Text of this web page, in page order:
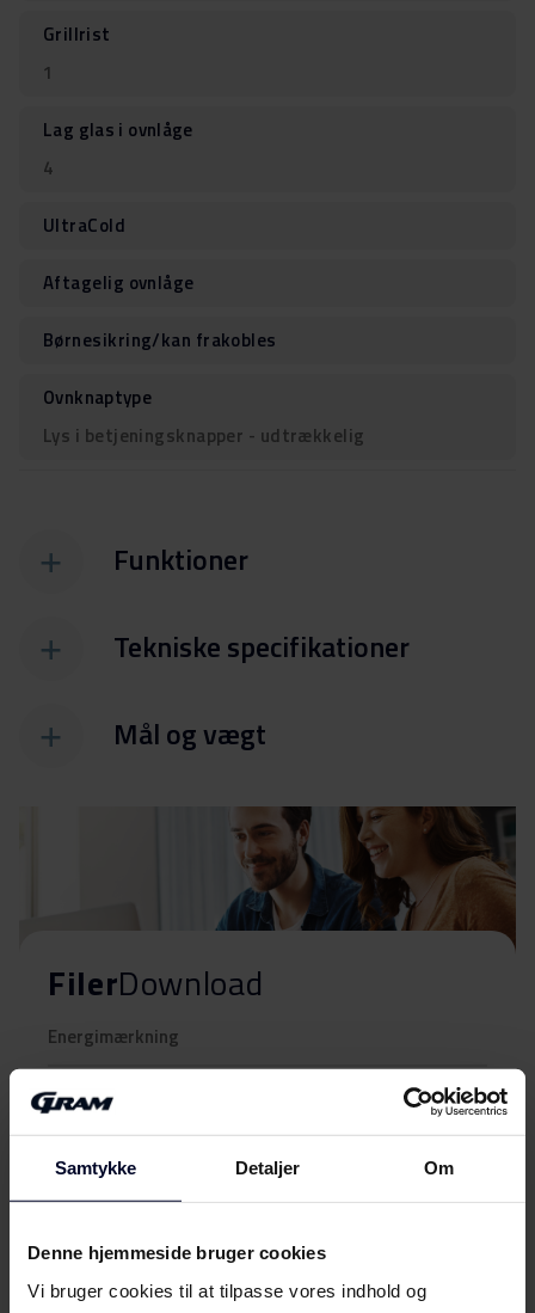
Samtykke Detaljer Om
Denne hjemmeside bruger cookies
Vi bruger cookies til at tilpasse vores indhold og
Grillrist
1
Lag glas i ovnlåge
4
UltraCold
Aftagelig ovnlåge
Børnesikring/kan frakobles
Ovnknaptype
Lys i betjeningsknapper - udtrækkelig
Funktioner
Tekniske specifikationer
Mål og vægt
FilerDownload
Energimærkning
Download
Produktdatablad
Produktinformation
(DK,EN,FI,SV,NO)